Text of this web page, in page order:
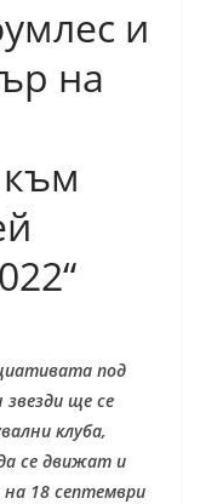
и
на
под
ще се
клуба,
се движат и
18 септември